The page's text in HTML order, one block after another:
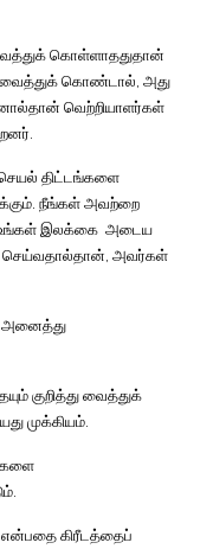
கொள்ளாததுதான்
வைத்துக் கொண்டால், அது
வெற்றியாளர்கள்
திட்டங்களை
நீங்கள் அவற்றை
உங்கள் இலக்கை அடைய
செய்வதால்தான், அவர்கள்
அனைத்து
குறித்து வைத்துக்
முக்கியம்.
என்பதை கிரீடத்தைப்